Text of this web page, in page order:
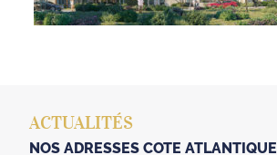
ACTUALITÉS
NOS ADRESSES CÔTE ATLANTIQUE